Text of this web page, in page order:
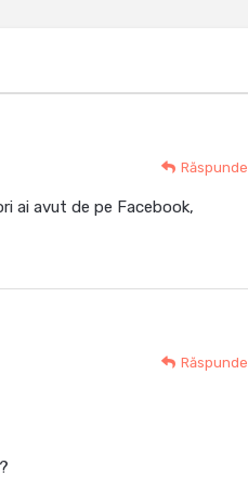
Răspunde
ai avut de pe Facebook,
Răspunde
?